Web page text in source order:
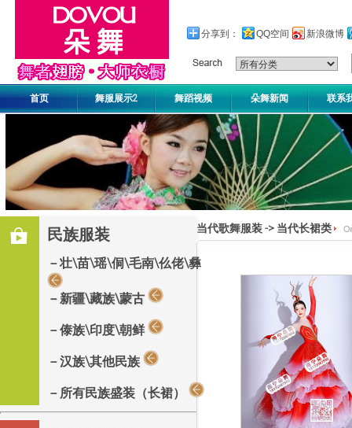
分享到： QQ空间 新浪微博
首页 舞服展示2 舞蹈视频 朵舞新闻 联系
民族服装
－壮\苗\瑶\侗\毛南\仫佬\彝
－新疆\藏族\蒙古
－傣族\印度\朝鲜
－汉族\其他民族
－所有民族盛装（长裙）
当代歌舞服装-> 当代长裙类